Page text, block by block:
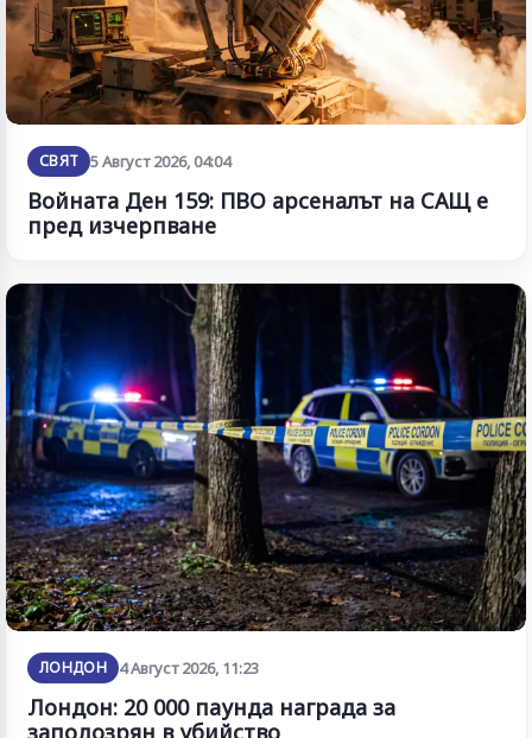
СВЯТ 5 Август 2026, 04:04
Войната Ден 159: ПВО арсеналът на САЩ е
пред изчерпване
ЛОНДОН 4 Август 2026, 11:23
Лондон: 20 000 паунда награда за
заподозрян в убийство